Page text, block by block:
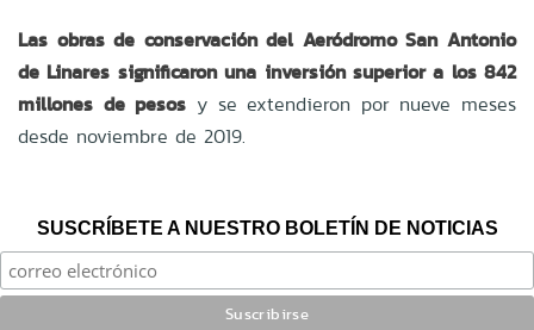
Las obras de conservación del Aeródromo San Antonio
de Linares significaron una inversión superior a los 842
millones de pesos y se extendieron por nueve meses
desde noviembre de 2019.
SUSCRÍBETE A NUESTRO BOLETÍN DE NOTICIAS